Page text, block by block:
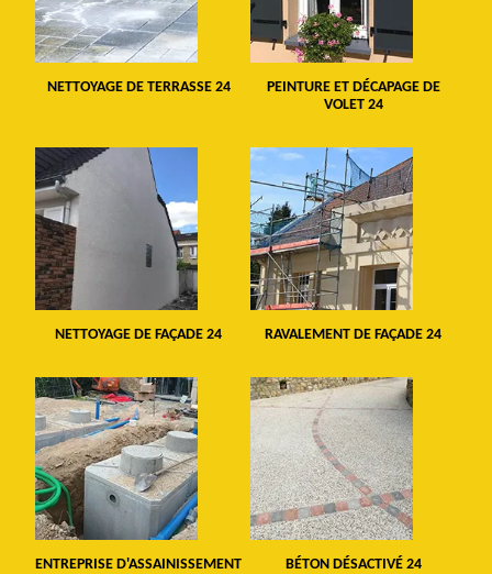
NETTOYAGE DE TERRASSE 24
PEINTURE ET DÉCAPAGE DE
VOLET 24
NETTOYAGE DE FAÇADE 24 RAVALEMENT DE FAÇADE 24
ENTREPRISE D'ASSAINISSEMENT BÉTON DÉSACTIVÉ 24